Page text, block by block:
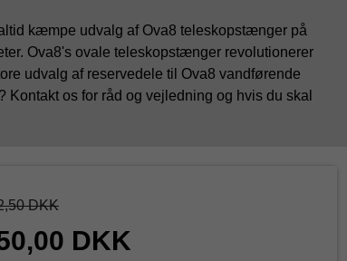
kæmpe udvalg af Ova8 teleskopstænger på
Ova8's ovale teleskopstænger revolutionerer
udvalg af reservedele til Ova8 vandførende
os for råd og vejledning og hvis du skal
DKK
DKK